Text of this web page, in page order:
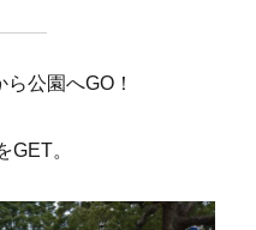
公園へGO！
GET。